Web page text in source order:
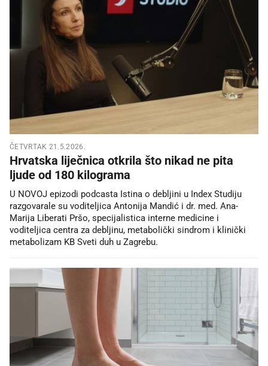
ČETVRTAK 21.5.2026.
Hrvatska liječnica otkrila što nikad ne pita
ljude od 180 kilograma
U NOVOJ epizodi podcasta Istina o debljini u Index Studiju
razgovarale su voditeljica Antonija Mandić i dr. med. Ana-
Marija Liberati Pršo, specijalistica interne medicine i
voditeljica centra za debljinu, metabolički sindrom i klinički
metabolizam KB Sveti duh u Zagrebu.